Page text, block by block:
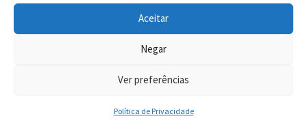
Aceitar
Negar
Ver preferências
Política de Privacidade
Instagram